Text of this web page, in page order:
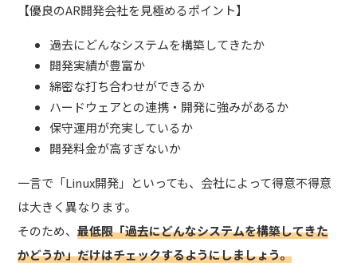
【優良のAR開発会社を見極めるポイント】
過去にどんなシステムを構築してきたか
開発実績が豊富か
綿密な打ち合わせができるか
ハードウェアとの連携・開発に強みがあるか
保守運用が充実しているか
開発料金が高すぎないか
一言で「Linux開発」といっても、会社によって得意不得意
は大きく異なります。
そのため、最低限「過去にどんなシステムを構築してきた
かどうか」だけはチェックするようにしましょう。